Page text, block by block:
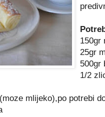
150gr
25gr
500gr
1/2
mlijeko),po potrebi